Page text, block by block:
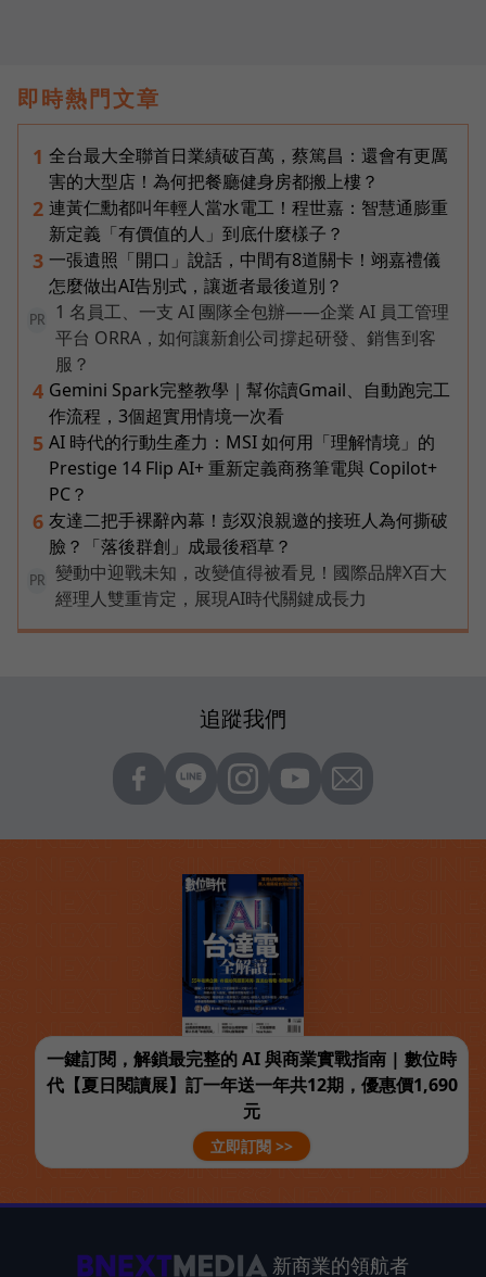
即時熱門文章
1 全台最大全聯首日業績破百萬，蔡篤昌：還會有更厲
害的大型店！為何把餐廳健身房都搬上樓？
2 連黃仁勳都叫年輕人當水電工！程世嘉：智慧通膨重
新定義「有價值的人」到底什麼樣子？
3 一張遺照「開口」說話，中間有8道關卡！翊嘉禮儀
怎麼做出AI告別式，讓逝者最後道別？
PR
1 名員工、一支 AI 團隊全包辦——企業 AI 員工管理
平台 ORRA，如何讓新創公司撐起研發、銷售到客
服？
4 Gemini Spark完整教學｜幫你讀Gmail、自動跑完工
作流程，3個超實用情境一次看
5 AI 時代的行動生產力：MSI 如何用「理解情境」的
Prestige 14 Flip AI+ 重新定義商務筆電與 Copilot+
PC？
6 友達二把手裸辭內幕！彭双浪親邀的接班人為何撕破
臉？「落後群創」成最後稻草？
PR
變動中迎戰未知，改變值得被看見！國際品牌X百大
經理人雙重肯定，展現AI時代關鍵成長力
追蹤我們
一鍵訂閱，解鎖最完整的 AI 與商業實戰指南 | 數位時
代【夏日閱讀展】訂一年送一年共12期，優惠價1,690
元
立即訂閱 >>
新商業的領航者